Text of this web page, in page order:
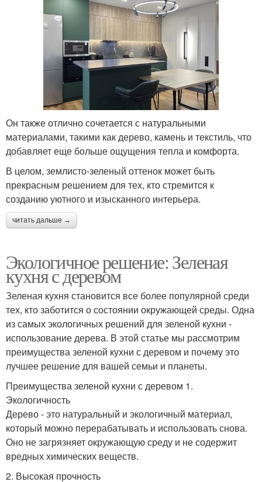
Он также отлично сочетается с натуральными
материалами, такими как дерево, камень и текстиль, что
добавляет еще больше ощущения тепла и комфорта.
В целом, землисто-зеленый оттенок может быть
прекрасным решением для тех, кто стремится к
созданию уютного и изысканного интерьера.
читать дальше →
Экологичное решение: Зеленая
кухня с деревом
Зеленая кухня становится все более популярной среди
тех, кто заботится о состоянии окружающей среды. Одна
из самых экологичных решений для зеленой кухни -
использование дерева. В этой статье мы рассмотрим
преимущества зеленой кухни с деревом и почему это
лучшее решение для вашей семьи и планеты.
Преимущества зеленой кухни с деревом 1.
Экологичность
Дерево - это натуральный и экологичный материал,
который можно перерабатывать и использовать снова.
Оно не загрязняет окружающую среду и не содержит
вредных химических веществ.
2. Высокая прочность